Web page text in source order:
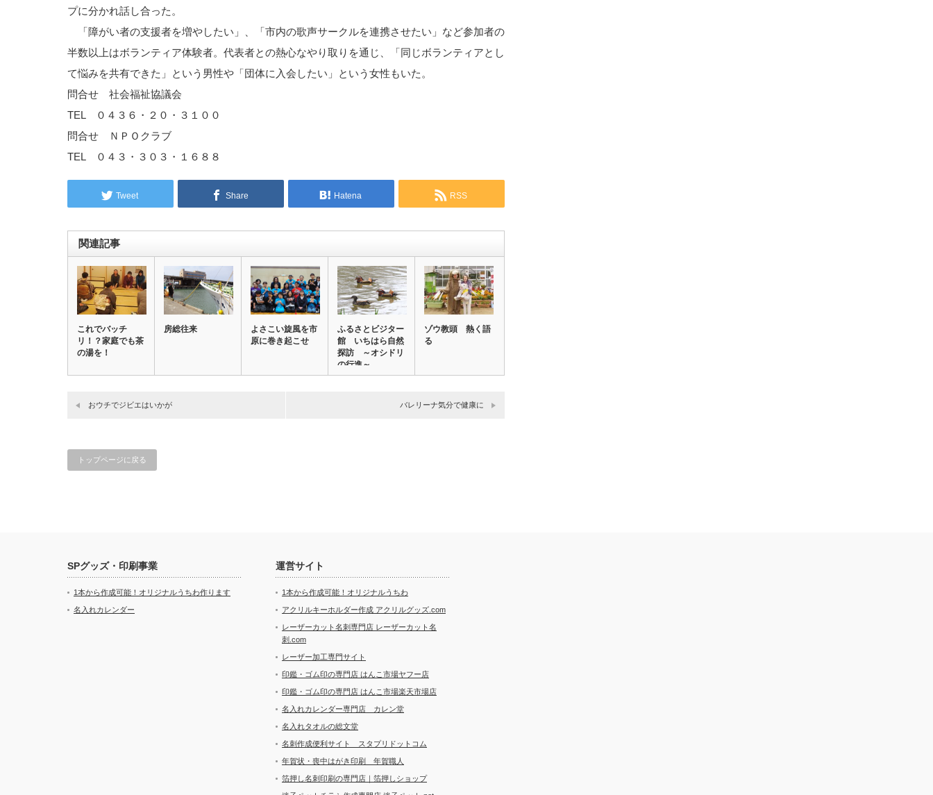
プに分かれ話し合った。
「障がい者の支援者を増やしたい」、「市内の歌声サークルを連携させたい」など参加者の
半数以上はボランティア体験者。代表者との熱心なやり取りを通じ、「同じボランティアとし
て悩みを共有できた」という男性や「団体に入会したい」という女性もいた。
問合せ 社会福祉協議会
TEL ０４３６・２０・３１００
問合せ ＮＰＯクラブ
TEL ０４３・３０３・１６８８
Tweet Share Hatena RSS
関連記事
これでバッチ
リ！？家庭でも茶
の湯を！
房総往来
よさこい旋風を市
原に巻き起こせ
ふるさとビジター
館 いちはら自然
探訪 ～オシドリ
の行進～
ゾウ教頭 熱く語
る
おウチでジビエはいかが バレリーナ気分で健康に
トップページに戻る
SPグッズ・印刷事業
1本から作成可能！オリジナルうちわ作ります
名入れカレンダー
運営サイト
1本から作成可能！オリジナルうちわ
アクリルキーホルダー作成 アクリルグッズ.com
レーザーカット名刺専門店 レーザーカット名
刺.com
レーザー加工専門サイト
印鑑・ゴム印の専門店 はんこ市場ヤフー店
印鑑・ゴム印の専門店 はんこ市場楽天市場店
名入れカレンダー専門店 カレン堂
名入れタオルの総文堂
名刺作成便利サイト スタプリドットコム
年賀状・喪中はがき印刷 年賀職人
箔押し名刺印刷の専門店｜箔押しショップ